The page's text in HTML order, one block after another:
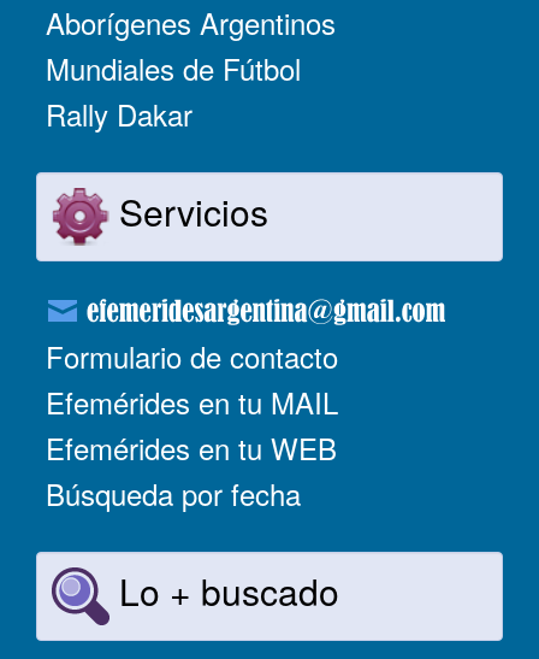
Aborígenes Argentinos
Mundiales de Fútbol
Rally Dakar
Servicios
Formulario de contacto
Efemérides en tu MAIL
Efemérides en tu WEB
Búsqueda por fecha
Lo + buscado